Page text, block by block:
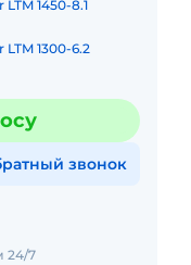
1450-8.1
1300-6.2
звонок
24/7